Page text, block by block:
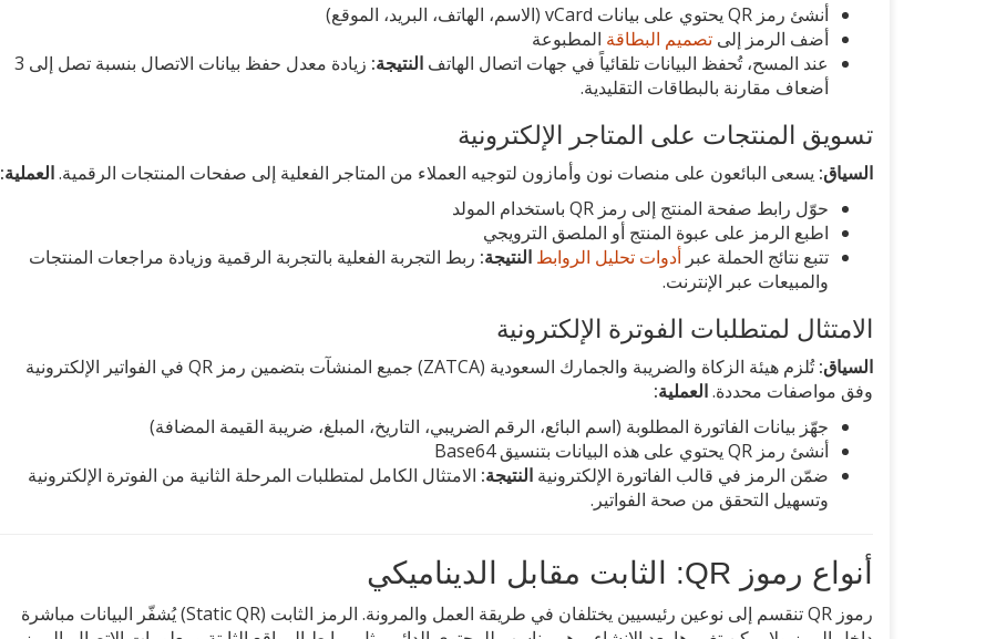
أنشئ رمز QR يحتوي على بيانات vCard (الاسم، الهاتف، البريد، الموقع)
أضف الرمز إلى تصميم البطاقة المطبوعة
عند المسح، تُحفظ البيانات تلقائياً في جهات اتصال الهاتف النتيجة:
زيادة معدل حفظ بيانات الاتصال بنسبة تصل إلى 3
أضعاف مقارنة بالبطاقات التقليدية.
تسويق المنتجات على المتاجر الإلكترونية
السياق: يسعى البائعون على منصات نون وأمازون لتوجيه العملاء من المتاجر الفعلية إلى صفحات المنتجات الرقمية.العملية:
حوّل رابط صفحة المنتج إلى رمز QR باستخدام المولد
اطبع الرمز على عبوة المنتج أو الملصق الترويجي
تتبع نتائج الحملة عبر أدوات تحليل الروابط النتيجة: ربط التجربة الفعلية بالتجربة الرقمية وزيادة مراجعات المنتجات
والمبيعات عبر الإنترنت.
الامتثال لمتطلبات الفوترة الإلكترونية
السياق:
تُلزم هيئة الزكاة والضريبة والجمارك السعودية (ZATCA) جميع المنشآت بتضمين رمز QR في الفواتير الإلكترونية
وفق مواصفات محددة.العملية:
جهّز بيانات الفاتورة المطلوبة (اسم البائع، الرقم الضريبي، التاريخ، المبلغ، ضريبة القيمة المضافة)
أنشئ رمز QR يحتوي على هذه البيانات بتنسيق Base64
ضمّن الرمز في قالب الفاتورة الإلكترونية النتيجة: الامتثال الكامل لمتطلبات المرحلة الثانية من الفوترة الإلكترونية
وتسهيل التحقق من صحة الفواتير.
أنواع رموز QR: الثابت مقابل الديناميكي
رموز QR تنقسم إلى نوعين رئيسيين يختلفان في طريقة العمل والمرونة. الرمز الثابت (Static QR) يُشفّر البيانات مباشرة